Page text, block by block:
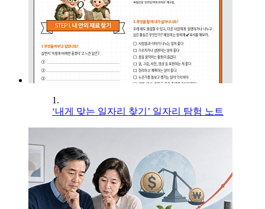
1.
‘내게 맞는 일자리 찾기’ 일자리 탐험 노트